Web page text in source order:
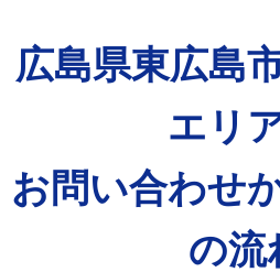
広島県東広島
エリ
お問い合わせ
の流